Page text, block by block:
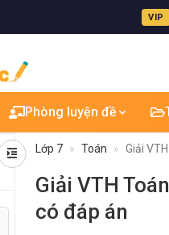
VIP
Phòng luyện đề
Lớp 7 Toán Giải
Giải VTH
có đáp án